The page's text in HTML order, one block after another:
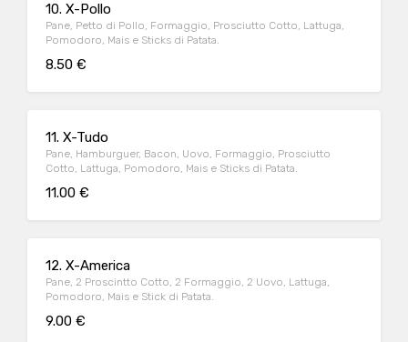
10. X-Pollo
Pane, Petto di Pollo, Formaggio, Prosciutto Cotto, Lattuga,
Pomodoro, Mais e Sticks di Patata.
8.50 €
11. X-Tudo
Pane, Hamburguer, Bacon, Uovo, Formaggio, Prosciutto
Cotto, Lattuga, Pomodoro, Mais e Sticks di Patata.
11.00 €
12. X-America
Pane, 2 Proscintto Cotto, 2 Formaggio, 2 Uovo, Lattuga,
Pomodoro, Mais e Stick di Patata.
9.00 €